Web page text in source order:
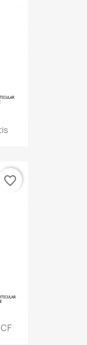
favorite_border